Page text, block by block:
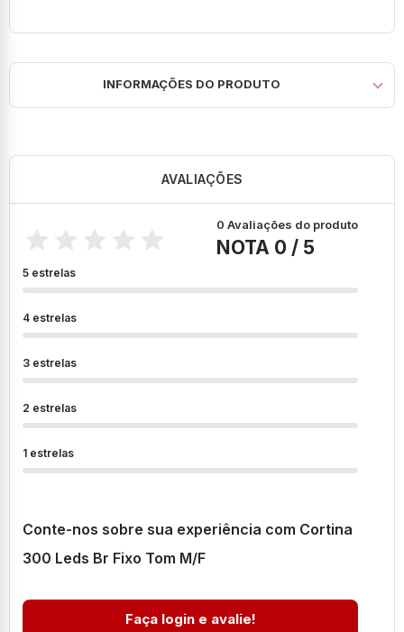
INFORMAÇÕES DO PRODUTO
AVALIAÇÕES
0 Avaliações do produto
NOTA 0 / 5
5 estrelas
4 estrelas
3 estrelas
2 estrelas
1 estrelas
Conte-nos sobre sua experiência com Cortina
300 Leds Br Fixo Tom M/F
Faça login e avalie!